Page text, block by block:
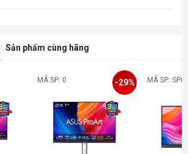
Sản phẩm cùng hãng
MÃ SP: 0 -29% MÃ SP: